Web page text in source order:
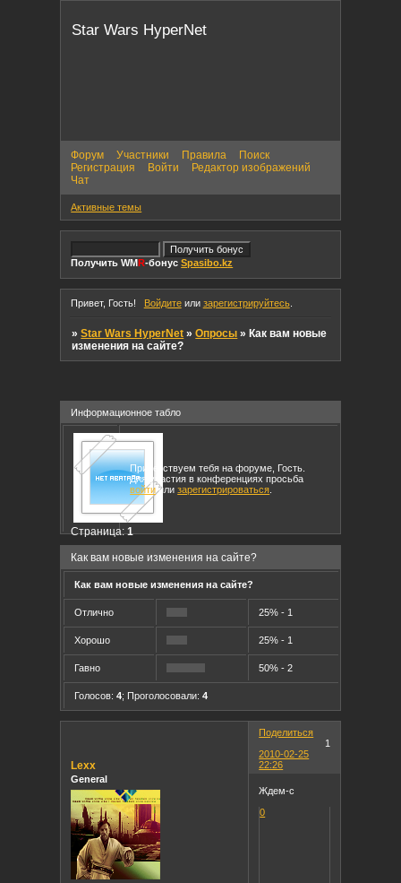
Star Wars HyperNet
Форум Участники Правила
Поиск
Регистрация
Войти
Редактор изображений
Чат
Активные темы
Получить WMR-бонусSpasibo.kz
Привет, Гость! Войдитеили зарегистрируйтесь.
»Star Wars HyperNet »Опросы »Как вам новые
изменения на сайте?
Информационное табло
Приветствуем тебя на форуме, Гость.
Для участия в конференциях просьба
войтиилизарегистрироваться
Как вам новые изменения на сайте?
Страница:1
Как вам новые изменения на сайте?
Отлично 25% - 1
Хорошо 25% - 1
Гавно 50% - 2
Голосов: 4; Проголосовали: 4
Поделиться
1
2010-02-25
22:26
Lexx
General
Ждем-с
0